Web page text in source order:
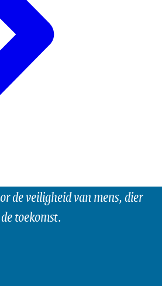
de veiligheid van mens, dier
toekomst.